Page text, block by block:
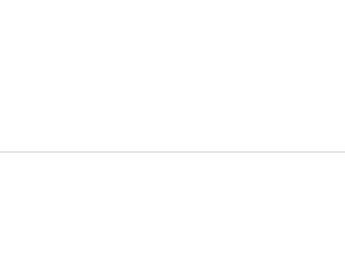
Fragen Sie uns, wir helfen gerne weiter.